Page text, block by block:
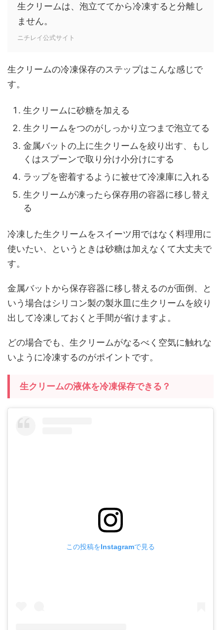
生クリームは、泡立ててから冷凍すると分離し
ません。
ニチレイ公式サイト
生クリームの冷凍保存のステップはこんな感じで
す。
生クリームに砂糖を加える
生クリームをつのがしっかり立つまで泡立てる
金属バットの上に生クリームを絞り出す、もし
くはスプーンで取り分け小分けにする
ラップを密着するように被せて冷凍庫に入れる
生クリームが凍ったら保存用の容器に移し替え
る
冷凍した生クリームをスイーツ用ではなく料理用に
使いたい、というときは砂糖は加えなくて大丈夫で
す。
金属バットから保存容器に移し替えるのが面倒、と
いう場合はシリコン製の製氷皿に生クリームを絞り
出して冷凍しておくと手間が省けますよ。
どの場合でも、生クリームがなるべく空気に触れな
いように冷凍するのがポイントです。
生クリームの液体を冷凍保存できる？
この投稿をInstagramで見る